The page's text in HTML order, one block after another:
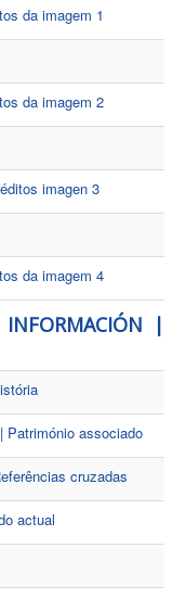
da imagem 1
da imagem 2
imagen 3
da imagem 4
|
Património associado
cruzadas
actual